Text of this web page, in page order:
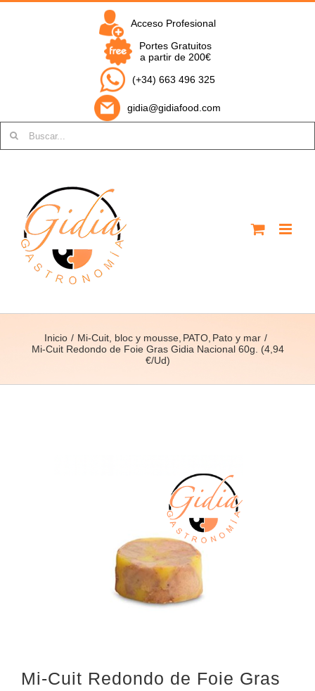
Saltar
Acceso Profesional
Portes Gratuitos
a partir de 200€
(+34) 663 496 325
gidia@gidiafood.com
Inicio Mi-Cuit, bloc y mousse PATO Pato y mar
Mi-Cuit Redondo de Foie Gras Gidia Nacional 60g. (4,94
€/Ud)
Mi-Cuit Redondo de Foie Gras